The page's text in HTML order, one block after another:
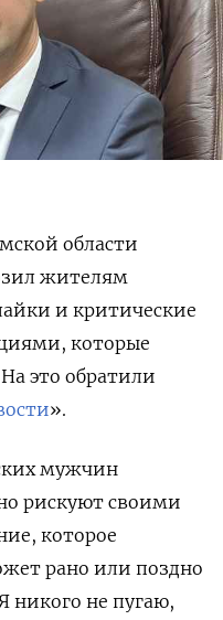
области
жителям
и критические
которые
это обратили
».
мужчин
рискуют своими
которое
рано или поздно
никого не пугаю,